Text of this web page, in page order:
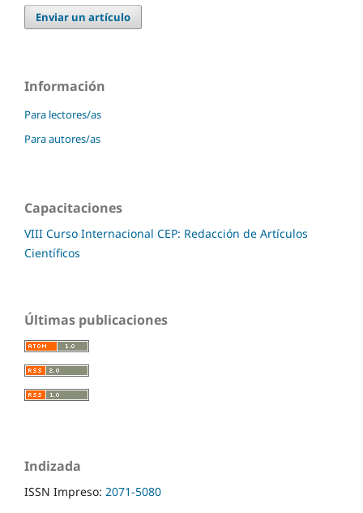
Enviar un artículo
Información
Para lectores/as
Para autores/as
Capacitaciones
VIII Curso Internacional CEP: Redacción de Artículos
Científicos
Últimas publicaciones
Indizada
ISSN Impreso: 2071-5080